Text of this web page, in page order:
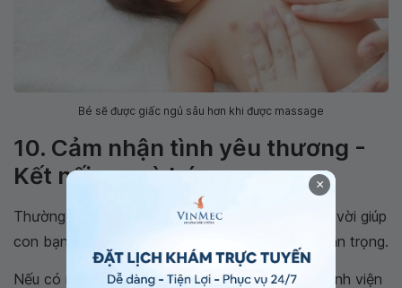
Bé sẽ được giấc ngủ sâu hơn khi được massage
10. Cảm nhận tình yêu thương -
Kết nối mẹ và bé
Thường xuyên mát xa cho bé là một cách tuyệt vời giúp
con bạn biết rằng chúng được yêu thương và trân trọng.
Nếu có nhu cầu tư vấn và thăm khám tại các Bệnh viện
×